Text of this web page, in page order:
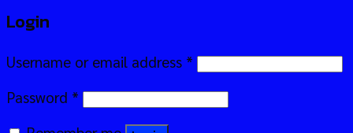
Login
Username or email address *
Password *